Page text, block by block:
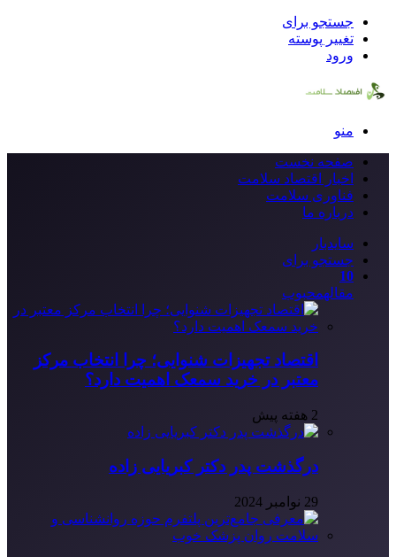
جستجو برای
تغییر پوسته
ورود
منو
صفحه نخست
اخبار اقتصاد سلامت
فناوری سلامت
درباره ما
سایدبار
جستجو برای
10
مقالهمحبوب
اقتصاد تجهیزات شنوایی؛ چرا انتخاب مرکز
معتبر در خرید سمعک اهمیت دارد؟
2 هفته پیش
درگذشت پدر دکتر کبریایی زاده
29 نوامبر 2024